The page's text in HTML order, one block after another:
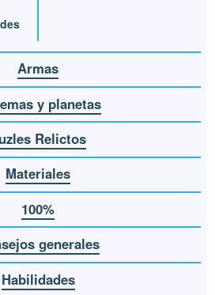
Armas
y planetas
Relictos
Materiales
100%
generales
Habilidades